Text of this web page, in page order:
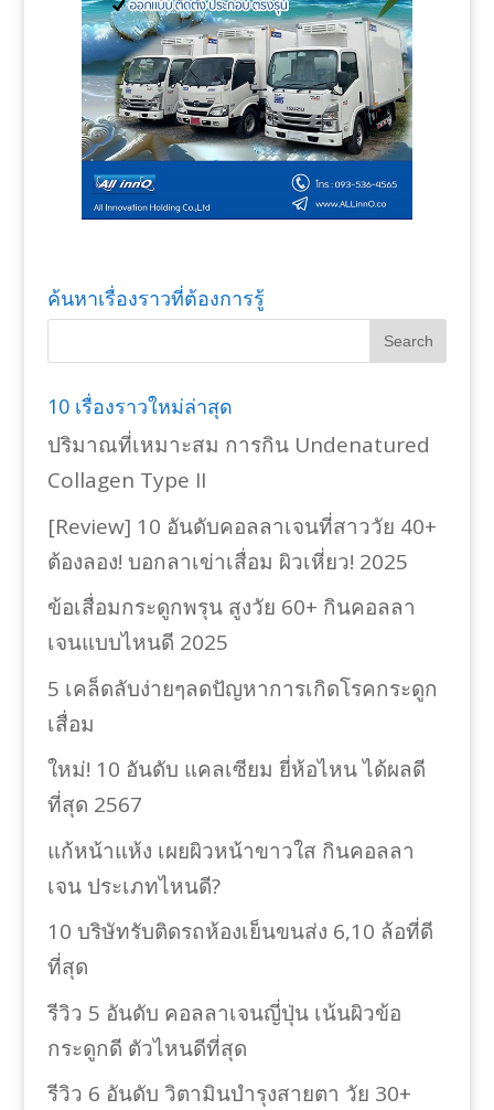
ค้นหาเรื่องราวที่ต้องการรู้
10 เรื่องราวใหม่ล่าสุด
ปริมาณที่เหมาะสม การกิน Undenatured
Collagen Type II
[Review] 10 อันดับคอลลาเจนที่สาววัย 40+
ต้องลอง! บอกลาเข่าเสื่อม ผิวเหี่ยว! 2025
ข้อเสื่อมกระดูกพรุน สูงวัย 60+ กินคอลลา
เจนแบบไหนดี 2025
5 เคล็ดลับง่ายๆลดปัญหาการเกิดโรคกระดูก
เสื่อม
ใหม่! 10 อันดับ แคลเซียม ยี่ห้อไหน ได้ผลดี
ที่สุด 2567
แก้หน้าแห้ง เผยผิวหน้าขาวใส กินคอลลา
เจน ประเภทไหนดี?
10 บริษัทรับติดรถห้องเย็นขนส่ง 6,10 ล้อที่ดี
ที่สุด
รีวิว 5 อันดับ คอลลาเจนญี่ปุ่น เน้นผิวข้อ
กระดูกดี ตัวไหนดีที่สุด
รีวิว 6 อันดับ วิตามินบำรุงสายตา วัย 30+